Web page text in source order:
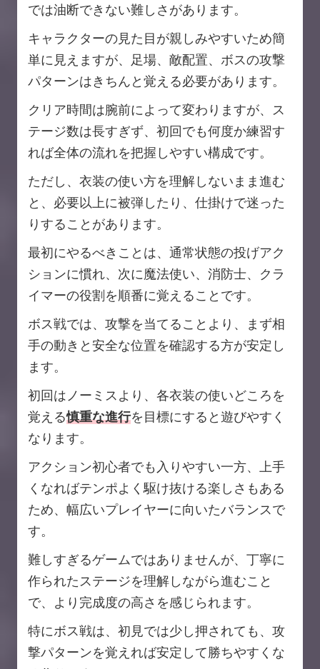
では油断できない難しさがあります。
キャラクターの見た目が親しみやすいため簡
単に見えますが、足場、敵配置、ボスの攻撃
パターンはきちんと覚える必要があります。
クリア時間は腕前によって変わりますが、ス
テージ数は長すぎず、初回でも何度か練習す
れば全体の流れを把握しやすい構成です。
ただし、衣装の使い方を理解しないまま進む
と、必要以上に被弾したり、仕掛けで迷った
りすることがあります。
最初にやるべきことは、通常状態の投げアク
ションに慣れ、次に魔法使い、消防士、クラ
イマーの役割を順番に覚えることです。
ボス戦では、攻撃を当てることより、まず相
手の動きと安全な位置を確認する方が安定し
ます。
初回はノーミスより、各衣装の使いどころを
覚える慎重な進行を目標にすると遊びやすく
なります。
アクション初心者でも入りやすい一方、上手
くなればテンポよく駆け抜ける楽しさもある
ため、幅広いプレイヤーに向いたバランスで
す。
難しすぎるゲームではありませんが、丁寧に
作られたステージを理解しながら進むこと
で、より完成度の高さを感じられます。
特にボス戦は、初見では少し押されても、攻
撃パターンを覚えれば安定して勝ちやすくな